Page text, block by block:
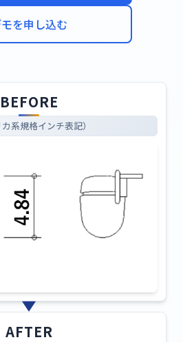
を申し込む
BEFORE
カ系規格インチ表記）
AFTER